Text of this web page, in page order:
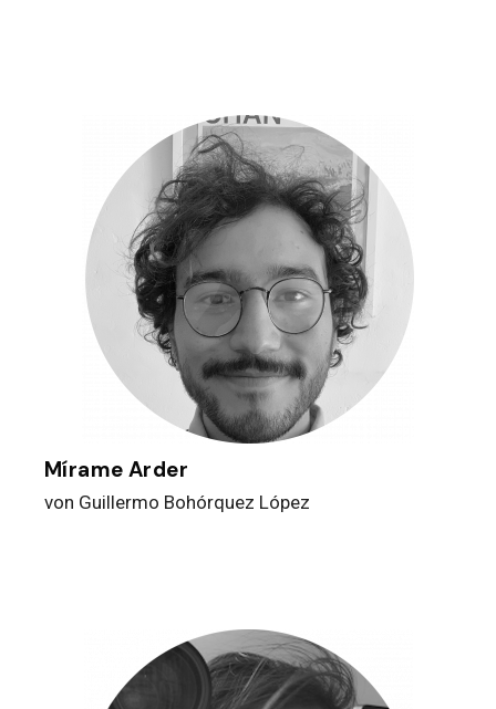
Mírame Arder
von Guillermo Bohórquez López